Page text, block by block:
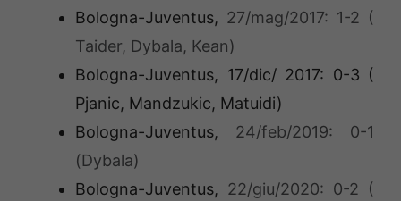
Bologna-Juventus, 27/mag/2017: 1-2 (
Taider, Dybala, Kean)
Bologna-Juventus, 17/dic/ 2017: 0-3 (
Pjanic, Mandzukic, Matuidi)
Bologna-Juventus, 24/feb/2019: 0-1
(Dybala)
Bologna-Juventus, 22/giu/2020: 0-2 (